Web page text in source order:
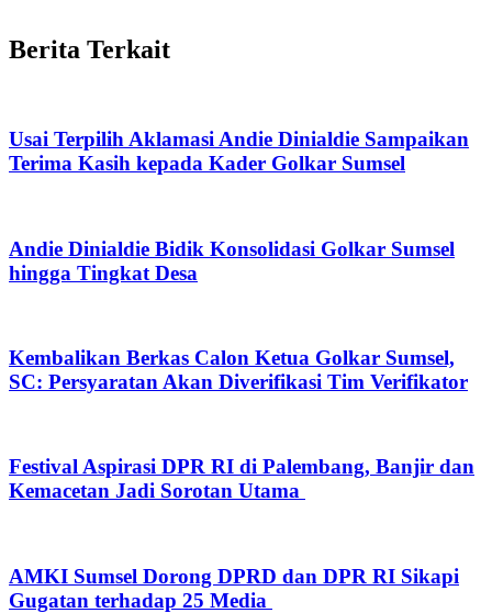
Berita Terkait
Usai Terpilih Aklamasi Andie Dinialdie Sampaikan
Terima Kasih kepada Kader Golkar Sumsel
Andie Dinialdie Bidik Konsolidasi Golkar Sumsel
hingga Tingkat Desa
Kembalikan Berkas Calon Ketua Golkar Sumsel,
SC: Persyaratan Akan Diverifikasi Tim Verifikator
Festival Aspirasi DPR RI di Palembang, Banjir dan
Kemacetan Jadi Sorotan Utama
AMKI Sumsel Dorong DPRD dan DPR RI Sikapi
Gugatan terhadap 25 Media